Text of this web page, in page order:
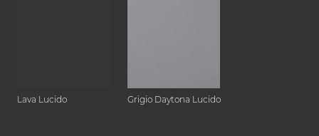
Lava Lucido Grigio Daytona Lucido